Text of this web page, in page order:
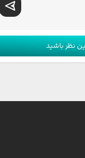
نظر باشید